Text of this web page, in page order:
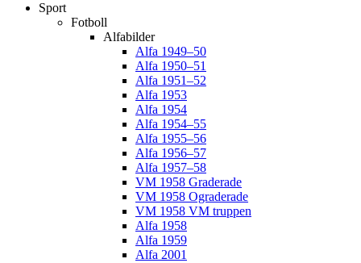
Sport
Fotboll
Alfabilder
Alfa 1949–50
Alfa 1950–51
Alfa 1951–52
Alfa 1953
Alfa 1954
Alfa 1954–55
Alfa 1955–56
Alfa 1956–57
Alfa 1957–58
VM 1958 Graderade
VM 1958 Ograderade
VM 1958 VM truppen
Alfa 1958
Alfa 1959
Alfa 2001